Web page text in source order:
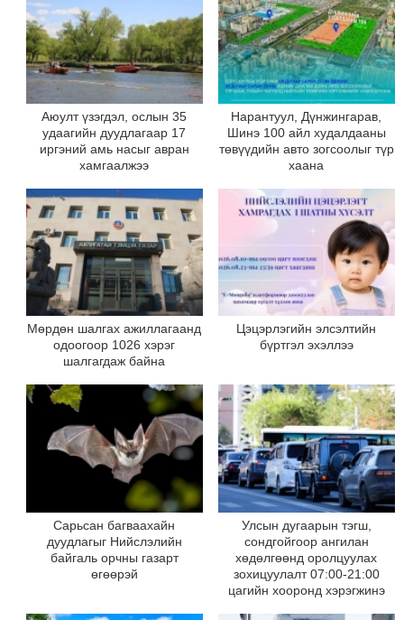
Аюулт үзэгдэл, ослын 35
удаагийн дуудлагаар 17
иргэний амь насыг авран
хамгаалжээ
Нарантуул, Дүнжингарав,
Шинэ 100 айл худалдааны
төвүүдийн авто зогсоолыг түр
хаана
Мөрдөн шалгах ажиллагаанд
одоогоор 1026 хэрэг
шалгагдаж байна
Цэцэрлэгийн элсэлтийн
бүртгэл эхэллээ
Сарьсан багваахайн
дуудлагыг Нийслэлийн
байгаль орчны газарт
өгөөрэй
Улсын дугаарын тэгш,
сондгойгоор ангилан
хөдөлгөөнд оролцуулах
зохицуулалт 07:00-21:00
цагийн хооронд хэрэгжинэ